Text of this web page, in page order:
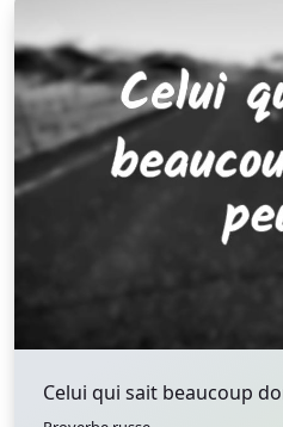
Celui qui sait beaucoup